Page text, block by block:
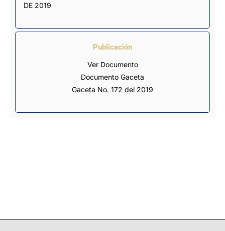
DE 2019
Publicación
Ver Documento
Documento Gaceta
Gaceta No. 172 del 2019